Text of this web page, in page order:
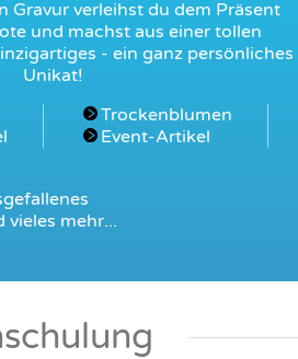
Gravur verleihst du dem Präsent
und machst aus einer tollen
- ein ganz persönliches
Unikat!
Trockenblumen
Event-Artikel
vieles mehr...